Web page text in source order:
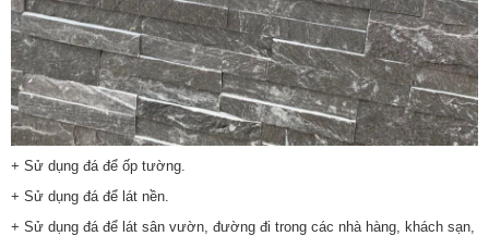
+ Sử dụng đá để ốp tường.
+ Sử dụng đá để lát nền.
+ Sử dụng đá để lát sân vườn, đường đi trong các nhà hàng, khách sạn,